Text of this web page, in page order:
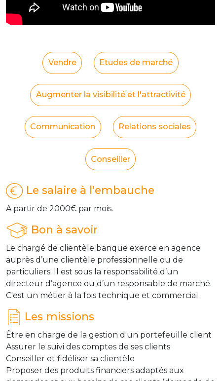
Vendre Etudes de marché
Augmenter la visibilité et l'attractivité
Communication Relations sociales
Conseiller
Le salaire à l'embauche
A partir de 2000€ par mois.
Bon à savoir
Le chargé de clientèle banque exerce en agence
auprès d’une clientèle professionnelle ou de
particuliers. Il est sous la responsabilité d’un
directeur d’agence ou d’un responsable de marché.
C'est un métier à la fois technique et commercial.
Les missions
Être en charge de la gestion d'un portefeuille client
Assurer le suivi des comptes de ses clients
Conseiller et fidéliser sa clientèle
Proposer des produits financiers adaptés aux